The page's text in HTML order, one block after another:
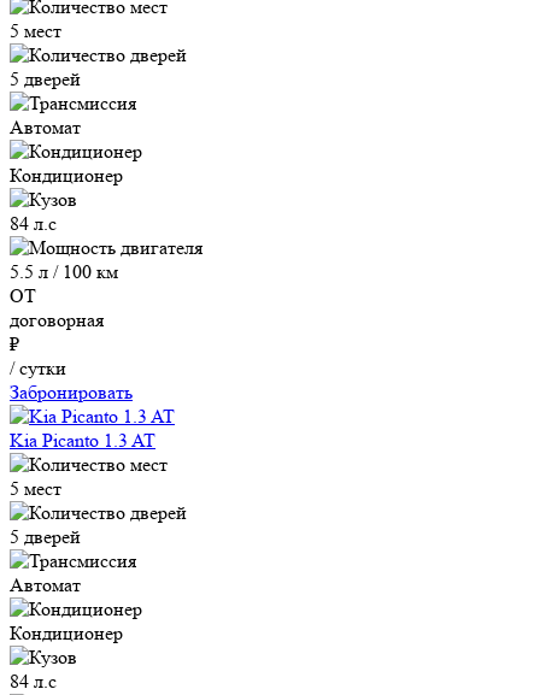
5 мест
5 дверей
Автомат
Кондиционер
84 л.с
5.5 л / 100 км
ОТ
договорная
₽
/ сутки
Забронировать
Kia Picanto 1.3 AT
5 мест
5 дверей
Автомат
Кондиционер
84 л.с